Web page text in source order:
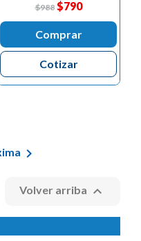
$988 $790
Comprar
Cotizar

Volver arriba 